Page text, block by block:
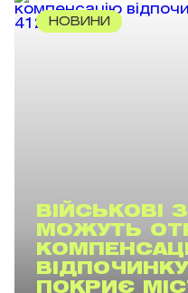
НОВИНИ
ВІЙСЬКОВІ
МОЖУТЬ
ПОКРИЄ